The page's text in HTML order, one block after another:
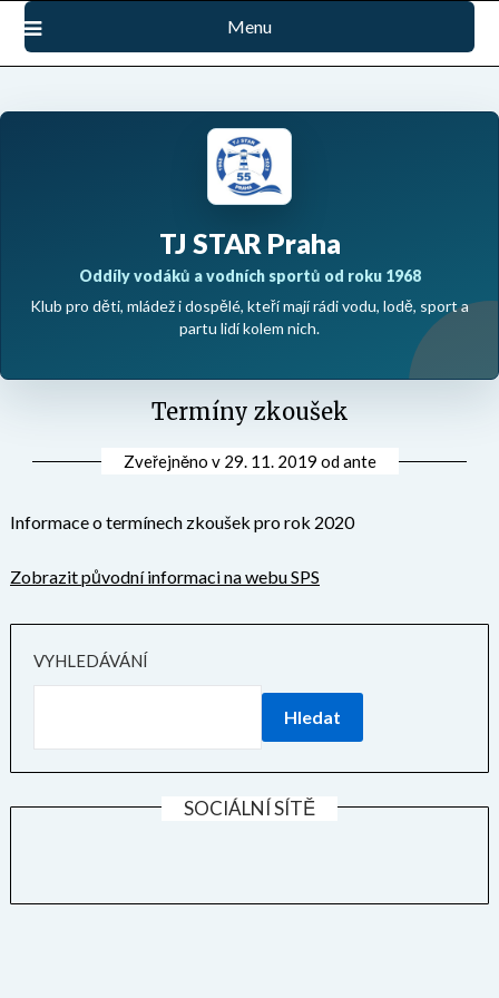
Přejdi
obsah
Menu
TJ STAR Praha
Oddíly vodáků a vodních sportů od roku 1968
Klub pro děti, mládež i dospělé, kteří mají rádi vodu, lodě, sport a
partu lidí kolem nich.
Termíny zkoušek
Zveřejněno v 29. 11. 2019 odante
Informace o termínech zkoušek pro rok 2020
Zobrazit původní informaci na webu SPS
VYHLEDÁVÁNÍ
Hledat
SOCIÁLNÍ SÍTĚ